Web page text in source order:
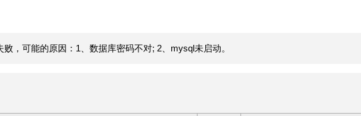
，可能的原因：1、数据库密码不对; 2、mysql未启动。